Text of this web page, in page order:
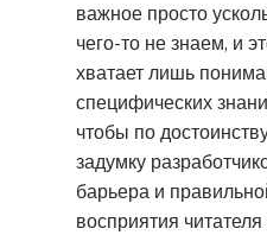
важное просто
чего-то не знаем, и
хватает лишь
специфических
чтобы по
задумку
барьера и
восприятия